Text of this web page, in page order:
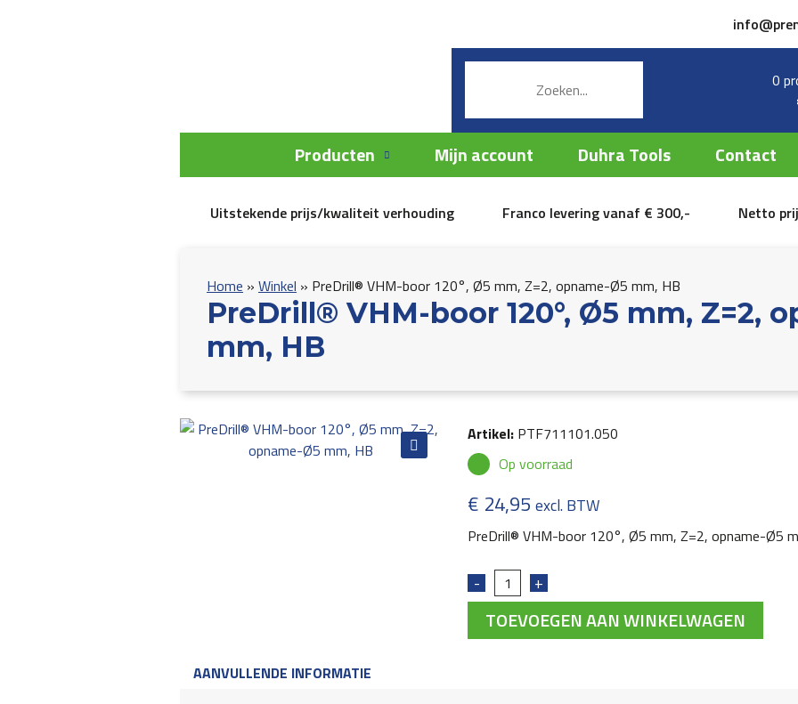
0
Producten
Mijn account Duhra Tools Contact
Uitstekende prijs/kwaliteit verhouding Franco levering vanaf € 300,- Netto
Home » Winkel » PreDrill® VHM-boor 120°, Ø5 mm, Z=2, opname-Ø5 mm, HB
PreDrill® VHM-boor 120°, Ø5 mm, Z=2,
mm, HB
Artikel: PTF711101.050
Op voorraad
€ 24,95 excl. BTW
PreDrill® VHM-boor 120°, Ø5 mm, Z=2, opname-Ø5
TOEVOEGEN AAN WINKELWAGEN
AANVULLENDE INFORMATIE